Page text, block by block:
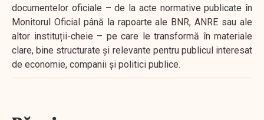
documentelor oficiale – de la acte normative publicate în
Monitorul Oficial până la rapoarte ale BNR, ANRE sau ale
altor instituții-cheie – pe care le transformă în materiale
clare, bine structurate și relevante pentru publicul interesat
de economie, companii și politici publice.